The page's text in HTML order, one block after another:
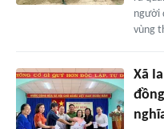
người
vùng
Xã